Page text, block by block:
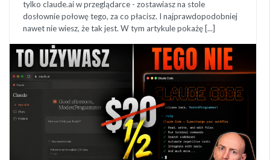
tylko claude.ai w przeglądarce - zostawiasz na stole
dosłownie połowę tego, za co płacisz. I najprawdopodobniej
nawet nie wiesz, że tak jest. W tym artykule pokażę [...]